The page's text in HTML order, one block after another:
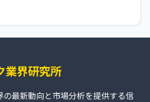
業界研究所
の最新動向と市場分析を提供する信